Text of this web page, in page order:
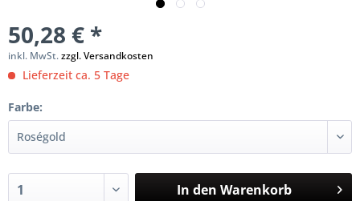
50,28 € *
inkl. MwSt.zzgl. Versandkosten
Lieferzeit ca. 5 Tage
Farbe:
In den Warenkorb